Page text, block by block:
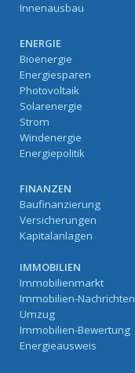
Innenausbau
ENERGIE
Bioenergie
Energiesparen
Photovoltaik
Solarenergie
Strom
Windenergie
Energiepolitik
FINANZEN
Baufinanzierung
Versicherungen
Kapitalanlagen
IMMOBILIEN
Immobilienmarkt
Immobilien-Nachrichten
Umzug
Immobilien-Bewertung
Energieausweis